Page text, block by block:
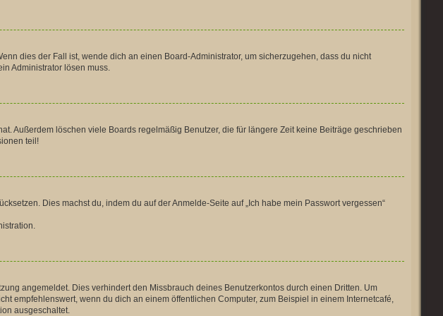
dies der Fall ist, wende dich an einen Board-Administrator, um sicherzugehen, dass du nicht
Administrator lösen muss.
Außerdem löschen viele Boards regelmäßig Benutzer, die für längere Zeit keine Beiträge geschrieben
teil!
Dies machst du, indem du auf der Anmelde-Seite auf „Ich habe mein Passwort vergessen“
angemeldet. Dies verhindert den Missbrauch deines Benutzerkontos durch einen Dritten. Um
empfehlenswert, wenn du dich an einem öffentlichen Computer, zum Beispiel in einem Internetcafé,
ausgeschaltet.